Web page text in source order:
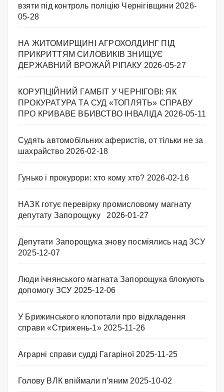
взяти під контроль поліцію Чернігівщини 2026-
05-28
НА ЖИТОМИРЩИНІ АГРОХОЛДИНГ ПІД
ПРИКРИТТЯМ СИЛОВИКІВ ЗНИЩУЄ
ДЕРЖАВНИЙ ВРОЖАЙ РІПАКУ ​ 2026-05-27
КОРУПЦІЙНИЙ ГАМБІТ У ЧЕРНІГОВІ: ЯК
ПРОКУРАТУРА ТА СУД «ТОПЛЯТЬ» СПРАВУ
ПРО КРИВАВЕ ВБИВСТВО ІНВАЛІДА 2026-05-11
Судять автомобільних аферистів, от тільки не за
шахрайство 2026-02-18
Гунько і прокурори: хто кому хто? 2026-02-16
НАЗК готує перевірку промисловому магнату
депутату Запорощуку
2026-01-27
Депутати Запорощука знову посміялись над ЗСУ
2025-12-07
Люди ічнянського магната Запорощука блокують
допомогу ЗСУ 2025-12-06
У Брижинського клопотали про відкладення
справи «Стрижень-1» 2025-11-26
Аграрні справи судді Гагаріної 2025-11-25
Голову ВЛК впіймали п’яним 2025-10-02